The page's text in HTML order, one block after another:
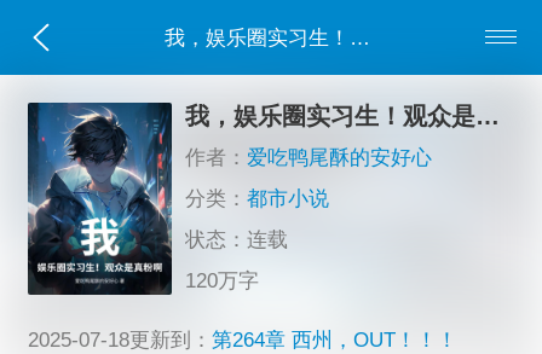
我，娱乐圈实习生！观众是真粉啊
我，娱乐圈实习生！观众是真粉啊
作者：爱吃鸭尾酥的安好心
分类：都市小说
状态：连载
120万字
2025-07-18更新到： 第264章 西州，OUT！！！